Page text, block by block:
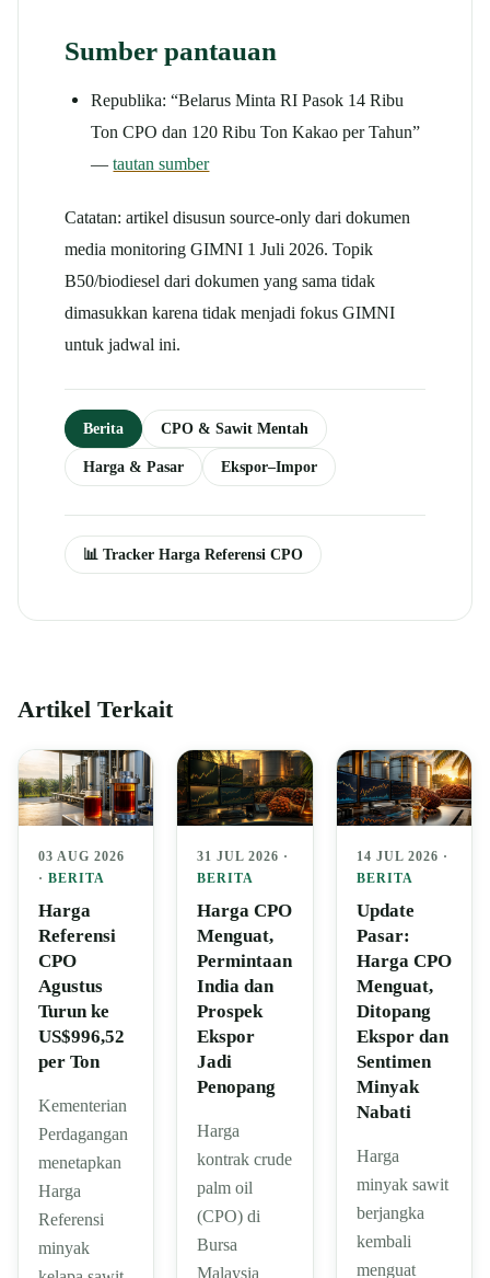
Sumber pantauan
Republika: “Belarus Minta RI Pasok 14 Ribu
Ton CPO dan 120 Ribu Ton Kakao per Tahun”
—tautan sumber
Catatan: artikel disusun source-only dari dokumen
media monitoring GIMNI 1 Juli 2026. Topik
B50/biodiesel dari dokumen yang sama tidak
dimasukkan karena tidak menjadi fokus GIMNI
untuk jadwal ini.
Berita CPO & Sawit Mentah
Harga & Pasar Ekspor–Impor
📊 Tracker Harga Referensi CPO
Artikel Terkait
03 AUG 2026
· BERITA
Harga
Referensi
CPO
Agustus
Turun ke
US$996,52
per Ton
Kementerian
Perdagangan
menetapkan
Harga
Referensi
minyak
31 JUL 2026 ·
BERITA
Harga CPO
Menguat,
Permintaan
India dan
Prospek
Ekspor
Jadi
Penopang
Harga
kontrak crude
palm oil
(CPO) di
Bursa
Malaysia
14 JUL 2026 ·
BERITA
Update
Pasar:
Harga CPO
Menguat,
Ditopang
Ekspor dan
Sentimen
Minyak
Nabati
Harga
minyak sawit
berjangka
kembali
menguat